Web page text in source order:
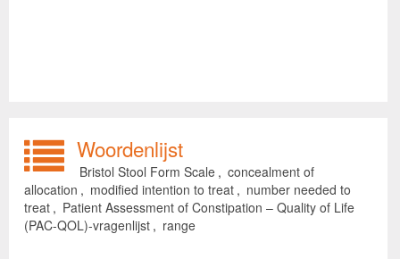
Woordenlijst
Bristol Stool Form Scale , concealment of
allocation , modified intention to treat , number needed to
treat , Patient Assessment of Constipation – Quality of Life
(PAC-QOL)-vragenlijst , range